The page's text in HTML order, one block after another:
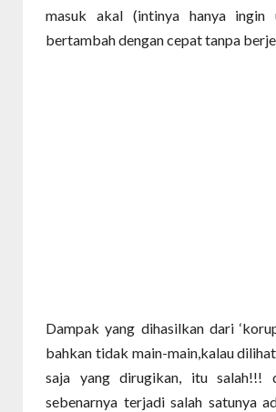
masuk akal (intinya hanya ingin
bertambah dengan cepat tanpa
Dampak yang dihasilkan dari
bahkan tidak main-main,kalau
saja yang dirugikan, itu salah!!!
sebenarnya terjadi salah satunya